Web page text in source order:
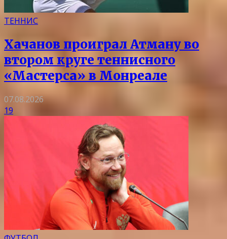
ТЕННИС
Хачанов проиграл Атману во
втором круге теннисного
«Мастерса» в Монреале
07.08.2026
19